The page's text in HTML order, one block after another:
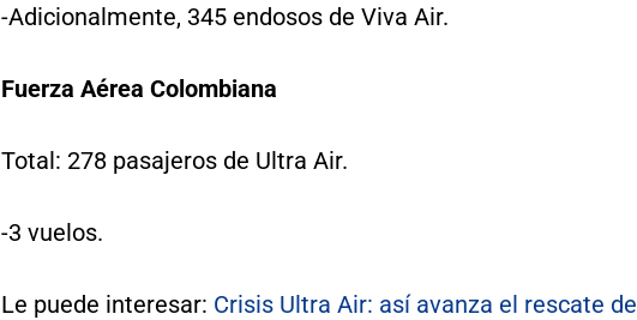
-Adicionalmente, 345 endosos de Viva Air.
Fuerza Aérea Colombiana
Total: 278 pasajeros de Ultra Air.
-3 vuelos.
Le puede interesar: Crisis Ultra Air: así avanza el rescate de